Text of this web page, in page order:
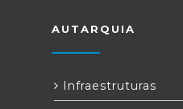
AUTARQUIA
Infraestruturas